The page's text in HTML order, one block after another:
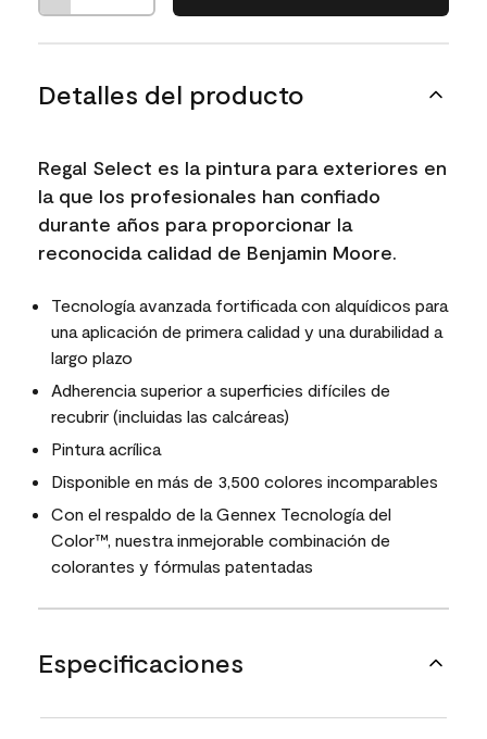
Detalles del producto
Regal Select es la pintura para exteriores en
la que los profesionales han confiado
durante años para proporcionar la
reconocida calidad de Benjamin Moore.
Tecnología avanzada fortificada con alquídicos para
una aplicación de primera calidad y una durabilidad a
largo plazo
Adherencia superior a superficies difíciles de
recubrir (incluidas las calcáreas)
Pintura acrílica
Disponible en más de 3,500 colores incomparables
Con el respaldo de la Gennex Tecnología del
Color™, nuestra inmejorable combinación de
colorantes y fórmulas patentadas
Especificaciones